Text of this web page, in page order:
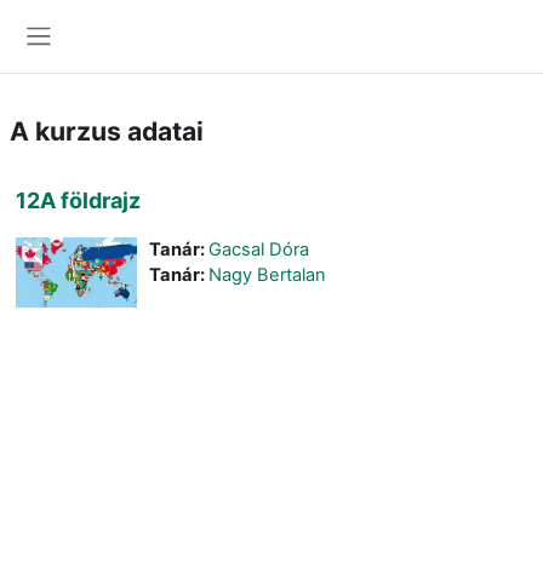
A kurzus adatai
12A földrajz
Tanár:Gacsal Dóra
Tanár: Nagy Bertalan